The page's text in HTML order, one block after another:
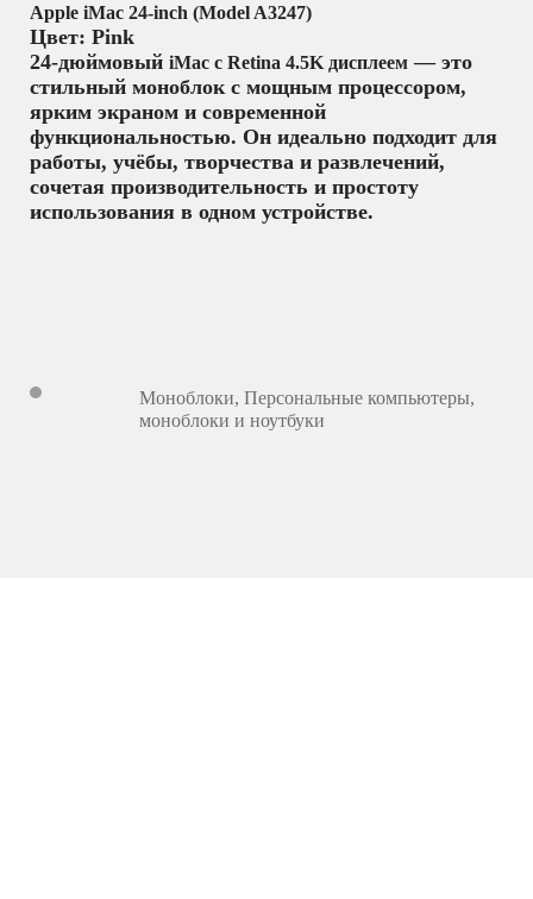
Apple iMac 24-inch (Model A3247)
Цвет: Pink
24-дюймовый iMac с Retina 4.5K дисплеем — это
стильный моноблок с мощным процессором,
ярким экраном и современной
функциональностью. Он идеально подходит для
работы, учёбы, творчества и развлечений,
сочетая производительность и простоту
использования в одном устройстве.
Моноблоки, Персональные компьютеры,
моноблоки и ноутбуки